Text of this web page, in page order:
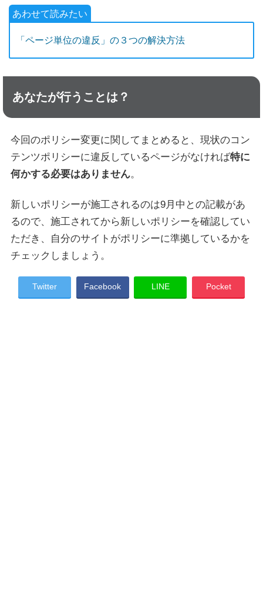
「ページ単位の違反」の３つの解決方法
あなたが行うことは？
今回のポリシー変更に関してまとめると、現状のコン
テンツポリシーに違反しているページがなければ特に
何かする必要はありません。
新しいポリシーが施工されるのは9月中との記載があ
るので、施工されてから新しいポリシーを確認してい
ただき、自分のサイトがポリシーに準拠しているかを
チェックしましょう。
Twitter Facebook LINE Pocket